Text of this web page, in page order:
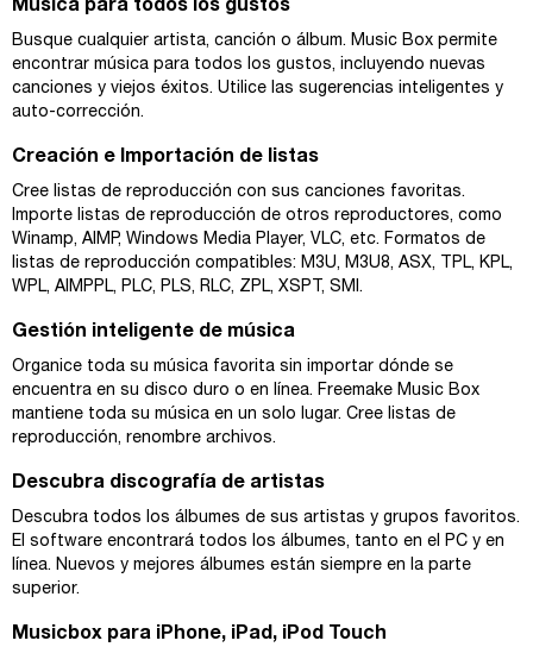
Música para todos los gustos
Busque cualquier artista, canción o álbum. Music Box permite
encontrar música para todos los gustos, incluyendo nuevas
canciones y viejos éxitos. Utilice las sugerencias inteligentes y
auto-corrección.
Creación e Importación de listas
Cree listas de reproducción con sus canciones favoritas.
Importe listas de reproducción de otros reproductores, como
Winamp, AIMP, Windows Media Player, VLC, etc. Formatos de
listas de reproducción compatibles: M3U, M3U8, ASX, TPL, KPL,
WPL, AIMPPL, PLC, PLS, RLC, ZPL, XSPT, SMI.
Gestión inteligente de música
Organice toda su música favorita sin importar dónde se
encuentra en su disco duro o en línea. Freemake Music Box
mantiene toda su música en un solo lugar. Cree listas de
reproducción, renombre archivos.
Descubra discografía de artistas
Descubra todos los álbumes de sus artistas y grupos favoritos.
El software encontrará todos los álbumes, tanto en el PC y en
línea. Nuevos y mejores álbumes están siempre en la parte
superior.
Musicbox para iPhone, iPad, iPod Touch